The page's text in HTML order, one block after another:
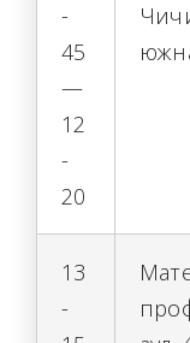
-
45
—
12
-
20
13
-